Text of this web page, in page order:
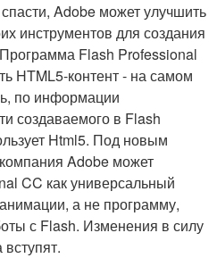
Adobe может улучшить
инструментов для создания
Flash Professional
HTML5-контент - на самом
по информации
создаваемого в Flash
Html5. Под новым
Adobe может
CC как универсальный
а не программу,
с Flash. Изменения в силу